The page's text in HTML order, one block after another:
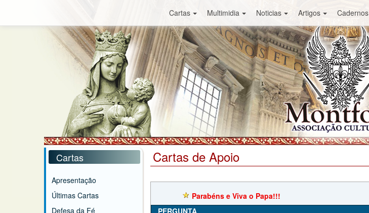
Cartas Multimidia Noticias Artigos Cadernos
Cartas
Apresentação
Últimas Cartas
Defesa da Fé
Cartas de Apoio
Parabéns e Viva o Papa!!!
PERGUNTA